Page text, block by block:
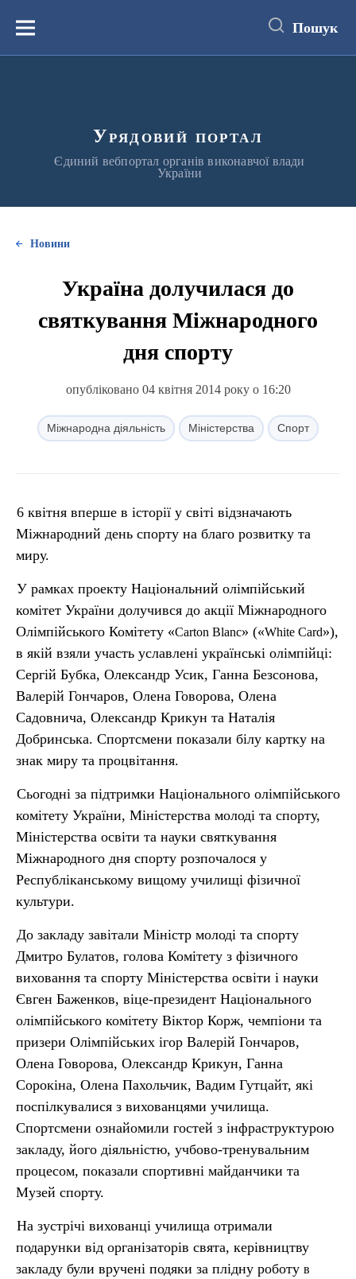
вмістуМеню Пошук
Урядовий портал
Єдиний вебпортал органів виконавчої влади
України
Новини
Україна долучилася до
святкування Міжнародного
дня спорту
опубліковано 04 квітня 2014 року о 16:20
Міжнародна діяльність Міністерства Спорт
6 квітня вперше в історії у світі відзначають
Міжнародний день спорту на благо розвитку та
миру.
У рамках проекту Національний олімпійський
комітет України долучився до акції Міжнародного
Олімпійського Комітету «Carton Blanc» («White Card»),
в якій взяли участь уславлені українські олімпійці:
Сергій Бубка, Олександр Усик, Ганна Безсонова,
Валерій Гончаров, Олена Говорова, Олена
Садовнича, Олександр Крикун та Наталія
Добринська. Спортсмени показали білу картку на
знак миру та процвітання.
Сьогодні за підтримки Національного олімпійського
комітету України, Міністерства молоді та спорту,
Міністерства освіти та науки святкування
Міжнародного дня спорту розпочалося у
Республіканському вищому училищі фізичної
культури.
До закладу завітали Міністр молоді та спорту
Дмитро Булатов, голова Комітету з фізичного
виховання та спорту Міністерства освіти і науки
Євген Баженков, віце-президент Національного
олімпійського комітету Віктор Корж, чемпіони та
призери Олімпійських ігор Валерій Гончаров,
Олена Говорова, Олександр Крикун, Ганна
Сорокіна, Олена Пахольчик, Вадим Гутцайт, які
поспілкувалися з вихованцями училища.
Спортсмени ознайомили гостей з інфраструктурою
закладу, його діяльністю, учбово-тренувальним
процесом, показали спортивні майданчики та
Музей спорту.
На зустрічі вихованці училища отримали
подарунки від організаторів свята, керівництву
закладу були вручені подяки за плідну роботу в